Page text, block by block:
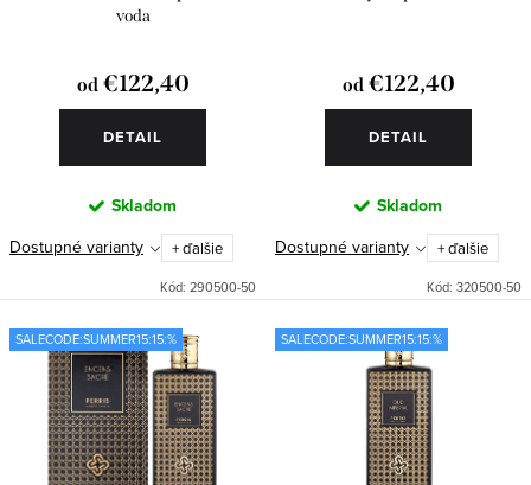
voda
od€122,40
DETAIL
Skladom
Dostupné varianty + ďalšie
Kód: 290500-50
od€122,40
DETAIL
Skladom
Dostupné varianty + ďalšie
Kód: 320500-50
SALECODE:SUMMER15:15:% SALECODE:SUMMER15:15:%